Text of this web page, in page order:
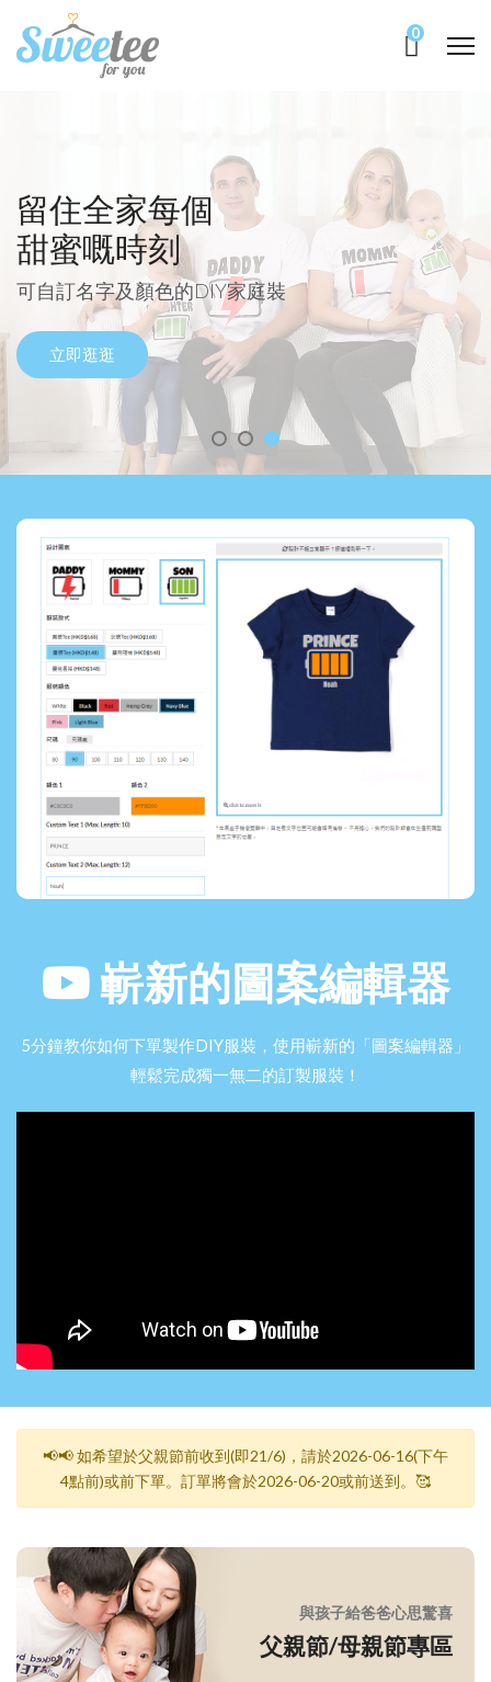
0
送一份有心思嘅
禮物氹另一半
可寫上名字及相識日期的DIY情侶裝
立即逛逛
3年以來，締造
8,000+個甜蜜時刻！
親子裝、情侶裝及
DIY嬰衣服裝禮品專門店
留住全家每個
甜蜜嘅時刻
可自訂名字及顏色的DIY家庭裝
立即逛逛
嶄新的圖案編輯器
5分鐘教你如何下單製作DIY服裝，使用嶄新的「圖案編輯器」
輕鬆完成獨一無二的訂製服裝！
📢📢 如希望於父親節前收到(即21/6)，請於2026-06-16(下午
4點前)或前下單。訂單將會於2026-06-20或前送到。🥰
與孩子給爸爸心思驚喜
父親節/母親節專區